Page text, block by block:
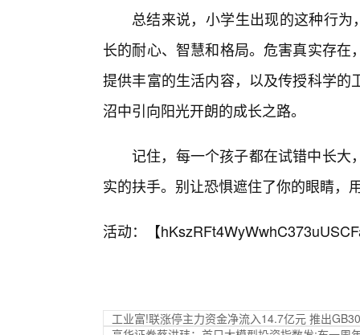
总结来说，小学生出现的这种行为
长的耐心、智慧和格局。危害真实存
提供丰富的生活内容，以及传授科学
沼中引向阳光开朗的成长之路。
记住，每一个孩子都在试错中长大
实的扶手。别让恐惧遮住了你的眼睛，
活动：【
工业富!联涨停主力资金净流入14.7亿元 推出